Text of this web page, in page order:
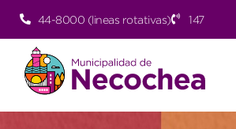
44-8000 (lineas rotativas) 147